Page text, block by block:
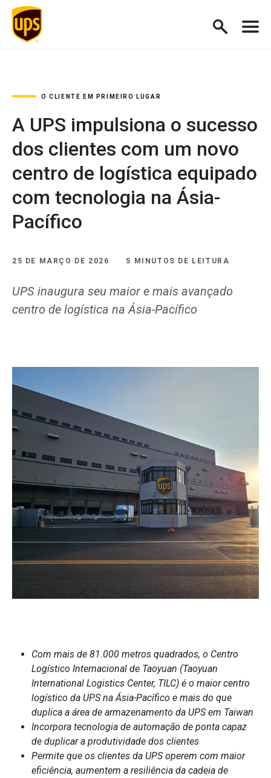
O CLIENTE EM PRIMEIRO LUGAR
A UPS impulsiona o sucesso
dos clientes com um novo
centro de logística equipado
com tecnologia na Ásia-
Pacífico
25 DE MARÇO DE 2026 5 MINUTOS DE LEITURA
UPS inaugura seu maior e mais avançado
centro de logística na Ásia-Pacífico
Com mais de 81.000 metros quadrados, o Centro
Logístico Internacional de Taoyuan (Taoyuan
International Logistics Center, TILC) é o maior centro
logístico da UPS na Ásia-Pacífico e mais do que
duplica a área de armazenamento da UPS em Taiwan
Incorpora tecnologia de automação de ponta capaz
de duplicar a produtividade dos clientes
Permite que os clientes da UPS operem com maior
eficiência, aumentem a resiliência da cadeia de